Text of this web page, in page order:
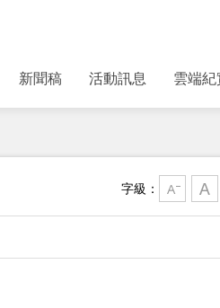
新聞稿 活動訊息 雲端紀
字級：